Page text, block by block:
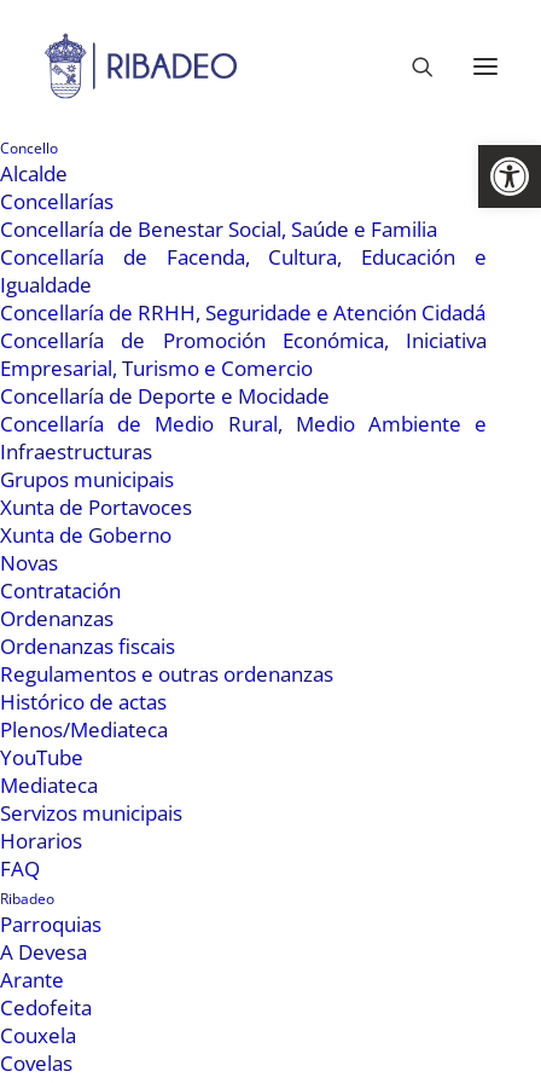
Abrir
Concello
Alcalde
Concellarías
Concellaría de Benestar Social, Saúde e Familia
Concellaría de Facenda, Cultura, Educación e
Igualdade
Concellaría de RRHH, Seguridade e Atención Cidadá
Concellaría de Promoción Económica, Iniciativa
Empresarial, Turismo e Comercio
Concellaría de Deporte e Mocidade
Concellaría de Medio Rural, Medio Ambiente e
Infraestructuras
Grupos municipais
Xunta de Portavoces
Xunta de Goberno
Novas
Contratación
Ordenanzas
Ordenanzas fiscais
Regulamentos e outras ordenanzas
Histórico de actas
Plenos/Mediateca
YouTube
Mediateca
Servizos municipais
Horarios
FAQ
Ribadeo
Parroquias
A Devesa
Arante
Cedofeita
Couxela
Covelas
31 Xullo, 2010
O CIM conta con blogue
dunha maneira máis de difundir a actividade
que se está facendo desde o Centro de
Informacion á Muller no ámbito da muller e da
igualdade. Parécenos que as novas tecnoloxías
son algo que forman parte do noso mundo, da
nosa cultura e que é un bo medio utilizar a rede